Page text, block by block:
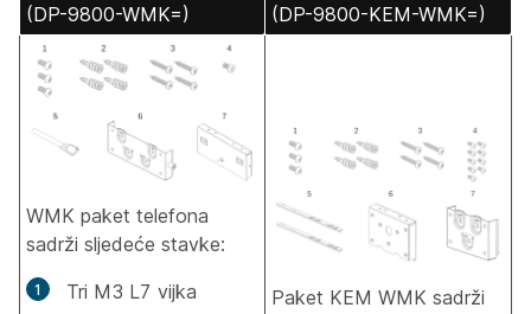
(DP-9800-WMK=)
(DP-9800-KEM-WMK=)
WMK paket telefona
sadrži sljedeće stavke:
Tri M3 L7 vijka
Paket KEM WMK sadrži